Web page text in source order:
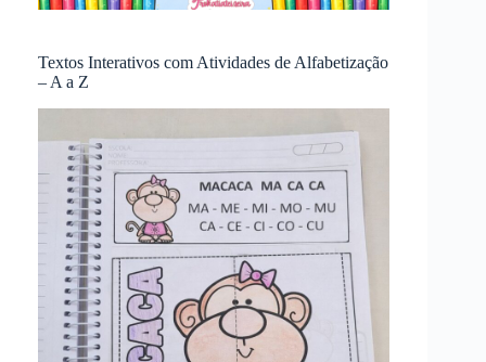
Textos Interativos com Atividades de Alfabetização
– A a Z